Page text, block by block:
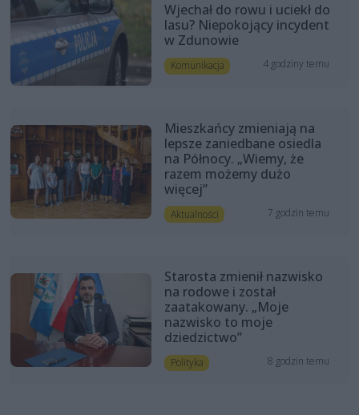
Wjechał do rowu i uciekł do
lasu? Niepokojący incydent
w Zdunowie
Komunikacja 4 godziny temu
Mieszkańcy zmieniają na
lepsze zaniedbane osiedla
na Północy. „Wiemy, że
razem możemy dużo
więcej”
Aktualności 7 godzin temu
Starosta zmienił nazwisko
na rodowe i został
zaatakowany. „Moje
nazwisko to moje
dziedzictwo”
Polityka 8 godzin temu